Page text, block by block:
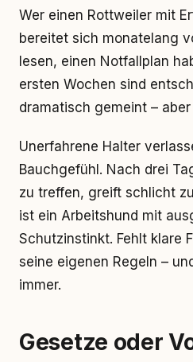
Wer einen Rottweiler mit
bereitet sich monatelang
lesen, einen Notfallplan
ersten Wochen sind
dramatisch gemeint –
Unerfahrene Halter
Bauchgefühl. Nach drei
zu treffen, greift schlicht
ist ein Arbeitshund mit
Schutzinstinkt. Fehlt klare
seine eigenen Regeln –
immer.
Gesetze oder